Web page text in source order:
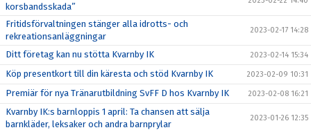
korsbandsskada”
Fritidsförvaltningen stänger alla idrotts- och
rekreationsanläggningar
2023-02-17 14:28
Ditt företag kan nu stötta Kvarnby IK 2023-02-14 15:34
Köp presentkort till din käresta och stöd Kvarnby IK 2023-02-09 10:31
Premiär för nya Tränarutbildning SvFF D hos Kvarnby IK 2023-02-08 16:21
Kvarnby IK:s barnloppis 1 april: Ta chansen att sälja
barnkläder, leksaker och andra barnprylar
2023-01-26 12:35